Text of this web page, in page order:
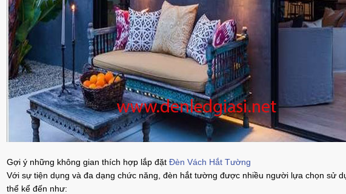
Gợi ý những không gian thích hợp lắp đặt Đèn Vách Hắt Tường
Với sự tiện dụng và đa dạng chức năng, đèn hắt tường được nhiều người lựa chọn sử
thể kể đến như: